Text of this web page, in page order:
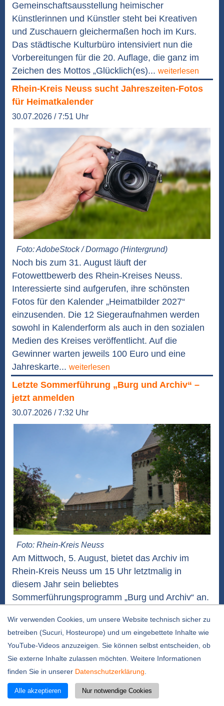
Wir verwenden Cookies, um unsere Website technisch sicher zu
betreiben (Sucuri, Hosteurope) und um eingebettete Inhalte wie
YouTube-Videos anzuzeigen. Sie können selbst entscheiden, ob
Sie externe Inhalte zulassen möchten. Weitere Informationen
finden Sie in unserer Datenschutzerklärung
Alle akzeptieren Nur notwendige Cookies
Gemeinschaftsausstellung heimischer
Künstlerinnen und Künstler steht bei Kreativen
und Zuschauern gleichermaßen hoch im Kurs.
Das städtische Kulturbüro intensiviert nun die
Vorbereitungen für die 20. Auflage, die ganz im
Zeichen des Mottos „Glücklich(es)... weiterlesen
Rhein-Kreis Neuss sucht Jahreszeiten-Fotos
für Heimatkalender
30.07.2026 / 7:51 Uhr
Foto: AdobeStock / Dormago (Hintergrund)
Noch bis zum 31. August läuft der
Fotowettbewerb des Rhein-Kreises Neuss.
Interessierte sind aufgerufen, ihre schönsten
Fotos für den Kalender „Heimatbilder 2027“
einzusenden. Die 12 Siegeraufnahmen werden
sowohl in Kalenderform als auch in den sozialen
Medien des Kreises veröffentlicht. Auf die
Gewinner warten jeweils 100 Euro und eine
Jahreskarte... weiterlesen
Letzte Sommerführung „Burg und Archiv“ –
jetzt anmelden
30.07.2026 / 7:32 Uhr
Foto: Rhein-Kreis Neuss
Am Mittwoch, 5. August, bietet das Archiv im
Rhein-Kreis Neuss um 15 Uhr letztmalig in
diesem Jahr sein beliebtes
Sommerführungsprogramm „Burg und Archiv“ an.
Innenbesichtigung des ansonsten nicht
zugänglichen Torturms steht ebenso auf dem
Programm wie der Besuch des Archivs inklusive
des Magazins. Treffpunkt...weiterlesen
Sauberkeitskonferenz: Ehrenamtliche geben
wertvolle Hinweise